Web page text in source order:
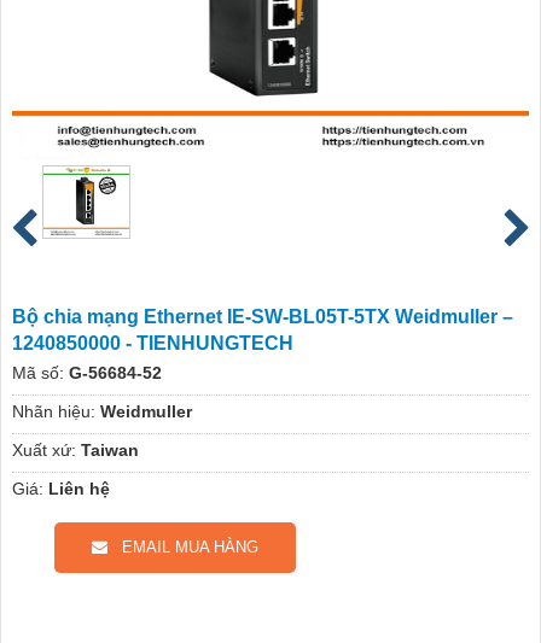
Bộ chia mạng Ethernet IE-SW-BL05T-5TX Weidmuller –
1240850000 - TIENHUNGTECH
Mã số: G-56684-52
Nhãn hiệu: Weidmuller
Xuất xứ: Taiwan
Giá: Liên hệ
EMAIL MUA HÀNG